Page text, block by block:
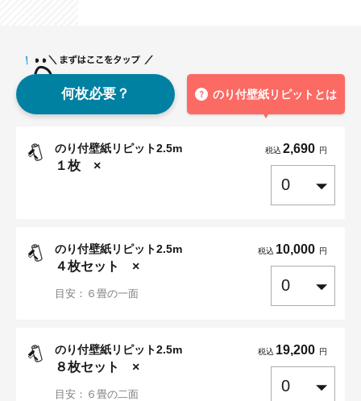
何枚必要？ のり付壁紙リピットとは
のり付壁紙リピット2.5m
１枚 ×
税込 2,690 円
のり付壁紙リピット2.5m
４枚セット ×
目安：６畳の一面
税込 10,000 円
のり付壁紙リピット2.5m
８枚セット ×
目安：６畳の二面
税込 19,200 円